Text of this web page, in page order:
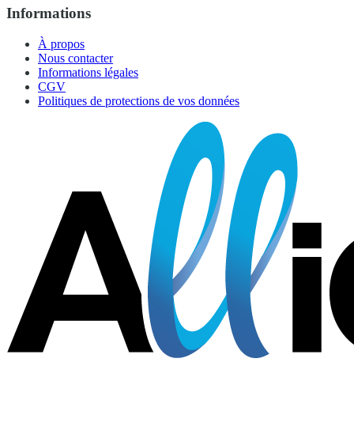
Informations
À propos
Nous contacter
Informations légales
CGV
Politiques de protections de vos données